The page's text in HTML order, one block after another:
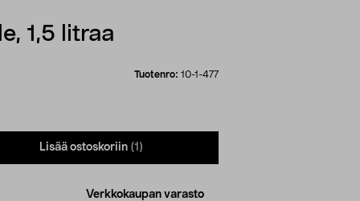
1,5 litraa
Tuotenro: 10-1-477
Lisää ostoskoriin (1)
Verkkokaupan varasto